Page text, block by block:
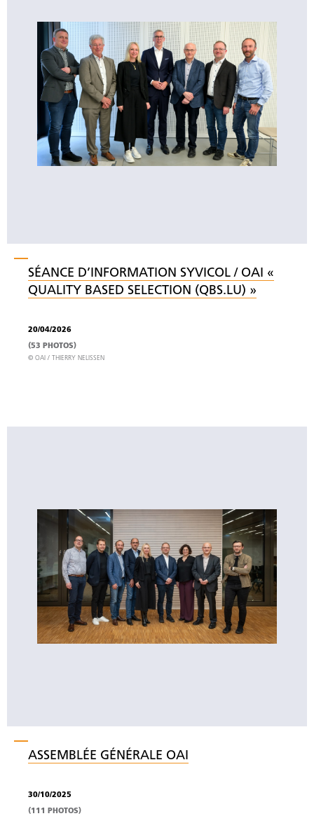
SÉANCE D’INFORMATION SYVICOL / OAI «
QUALITY BASED SELECTION (QBS.LU) »
20/04/2026
(53 PHOTOS)
© OAI / THIERRY NELISSEN
ASSEMBLÉE GÉNÉRALE OAI
30/10/2025
(111 PHOTOS)